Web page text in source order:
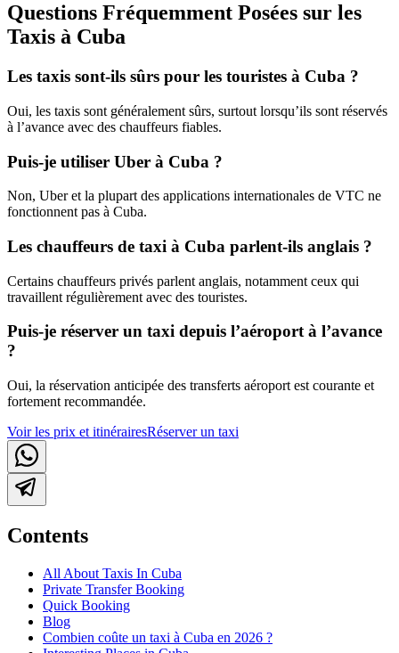
Questions Fréquemment Posées sur les
Taxis à Cuba
Les taxis sont-ils sûrs pour les touristes à Cuba ?
Oui, les taxis sont généralement sûrs, surtout lorsqu’ils sont réservés
à l’avance avec des chauffeurs fiables.
Puis-je utiliser Uber à Cuba ?
Non, Uber et la plupart des applications internationales de VTC ne
fonctionnent pas à Cuba.
Les chauffeurs de taxi à Cuba parlent-ils anglais ?
Certains chauffeurs privés parlent anglais, notamment ceux qui
travaillent régulièrement avec des touristes.
Puis-je réserver un taxi depuis l’aéroport à l’avance
?
Oui, la réservation anticipée des transferts aéroport est courante et
fortement recommandée.
Voir les prix et itinérairesRéserver un taxi
Contents
All About Taxis In Cuba
Private Transfer Booking
Quick Booking
Blog
Combien coûte un taxi à Cuba en 2026 ?